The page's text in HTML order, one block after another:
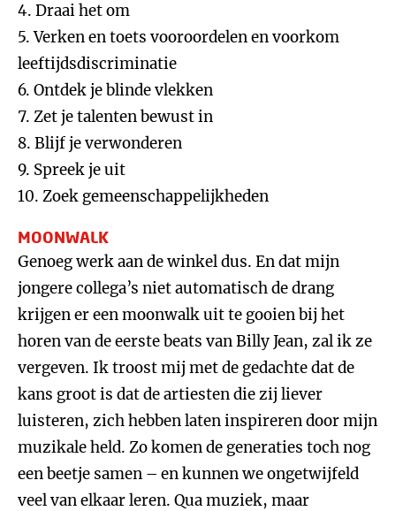
4. Draai het om
5. Verken en toets vooroordelen en voorkom
leeftijdsdiscriminatie
6. Ontdek je blinde vlekken
7. Zet je talenten bewust in
8. Blijf je verwonderen
9. Spreek je uit
10. Zoek gemeenschappelijkheden
MOONWALK
Genoeg werk aan de winkel dus. En dat mijn
jongere collega’s niet automatisch de drang
krijgen er een moonwalk uit te gooien bij het
horen van de eerste beats van Billy Jean, zal ik ze
vergeven. Ik troost mij met de gedachte dat de
kans groot is dat de artiesten die zij liever
luisteren, zich hebben laten inspireren door mijn
muzikale held. Zo komen de generaties toch nog
een beetje samen – en kunnen we ongetwijfeld
veel van elkaar leren. Qua muziek, maar